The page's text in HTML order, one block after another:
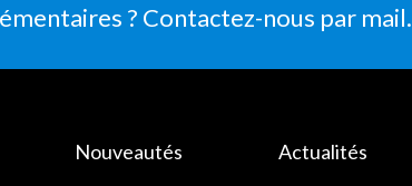
? Contactez-nous par mail.
Nouveautés Actualités